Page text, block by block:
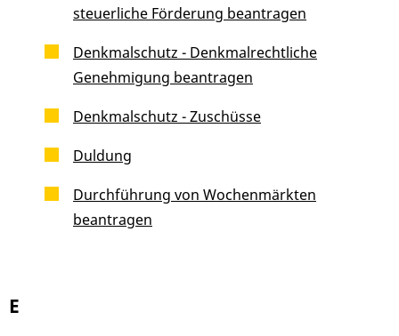
steuerliche Förderung beantragen
Denkmalschutz - Denkmalrechtliche
Genehmigung beantragen
Denkmalschutz - Zuschüsse
Duldung
Durchführung von Wochenmärkten
beantragen
E